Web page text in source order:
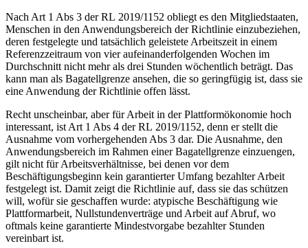
Nach Art 1 Abs 3 der RL 2019/1152 obliegt es den Mitgliedstaaten,
Menschen in den Anwendungsbereich der Richtlinie einzubeziehen,
deren festgelegte und tatsächlich geleistete Arbeitszeit in einem
Referenzzeitraum von vier aufeinanderfolgenden Wochen im
Durchschnitt nicht mehr als drei Stunden wöchentlich beträgt. Das
kann man als Bagatellgrenze ansehen, die so geringfügig ist, dass sie
eine Anwendung der Richtlinie offen lässt.
Recht unscheinbar, aber für Arbeit in der Plattformökonomie hoch
interessant, ist Art 1 Abs 4 der RL 2019/1152, denn er stellt die
Ausnahme vom vorhergehenden Abs 3 dar. Die Ausnahme, den
Anwendungsbereich im Rahmen einer Bagatellgrenze einzuengen,
gilt nicht für Arbeitsverhältnisse, bei denen vor dem
Beschäftigungsbeginn kein garantierter Umfang bezahlter Arbeit
festgelegt ist. Damit zeigt die Richtlinie auf, dass sie das schützen
will, wofür sie geschaffen wurde: atypische Beschäftigung wie
Plattformarbeit, Nullstundenverträge und Arbeit auf Abruf, wo
oftmals keine garantierte Mindestvorgabe bezahlter Stunden
vereinbart ist.